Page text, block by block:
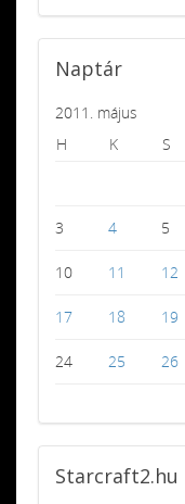
Naptár
2011. május
H
K S
3 4 5
10 11 12
17 18 19
24 25 26
Starcraft2.hu